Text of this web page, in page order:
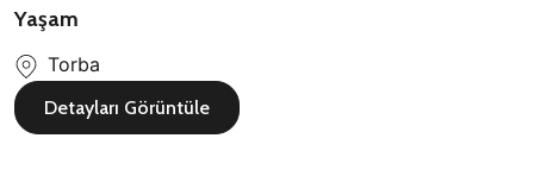
Yaşam
Torba
Detayları Görüntüle